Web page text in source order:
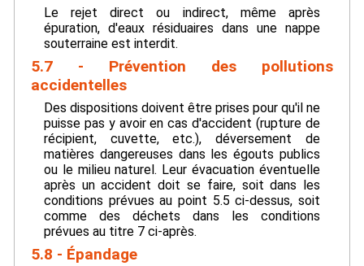
Le rejet direct ou indirect, même après
épuration, d'eaux résiduaires dans une nappe
souterraine est interdit.
5.7 - Prévention des pollutions
accidentelles
Des dispositions doivent être prises pour qu'il ne
puisse pas y avoir en cas d'accident (rupture de
récipient, cuvette, etc.), déversement de
matières dangereuses dans les égouts publics
ou le milieu naturel. Leur évacuation éventuelle
après un accident doit se faire, soit dans les
conditions prévues au point 5.5 ci-dessus, soit
comme des déchets dans les conditions
prévues au titre 7 ci-après.
5.8 - Épandage